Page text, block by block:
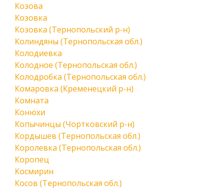
Козова
Козовка
Козовка (Тернопольский р-н)
Колиндяны (Тернопольская обл.)
Колодиевка
Колодное (Тернопольская обл.)
Колодробка (Тернопольская обл.)
Комаровка (Кременецкий р-н)
Комната
Конюхи
Копычинцы (Чортковский р-н)
Кордышев (Тернопольская обл.)
Королевка (Тернопольская обл.)
Коропец
Космирин
Косов (Тернопольская обл.)